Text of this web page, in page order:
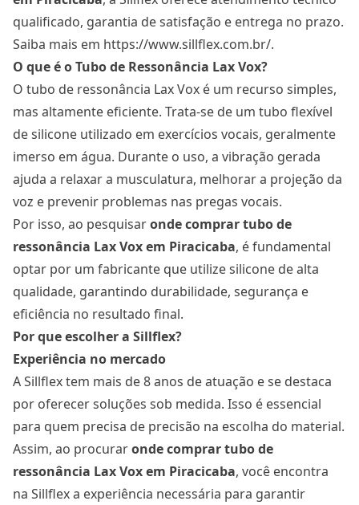
qualificado, garantia de satisfação e entrega no prazo.
Saiba mais em https://www.sillflex.com.br/.
O que é o Tubo de Ressonância Lax Vox?
O tubo de ressonância Lax Vox é um recurso simples,
mas altamente eficiente. Trata-se de um tubo flexível
de silicone utilizado em exercícios vocais, geralmente
imerso em água. Durante o uso, a vibração gerada
ajuda a relaxar a musculatura, melhorar a projeção da
voz e prevenir problemas nas pregas vocais.
Por isso, ao pesquisaronde comprar tubo de
ressonância Lax Voxem Piracicaba, é fundamental
optar por um fabricante que utilize silicone de alta
qualidade, garantindo durabilidade, segurança e
eficiência no resultado final.
Por que escolher a Sillflex?
Experiência no mercado
A Sillflex tem mais de 8 anos de atuação e se destaca
por oferecer soluções sob medida. Isso é essencial
para quem precisa de precisão na escolha do material.
Assim, ao procuraronde comprar tubo de
ressonância Lax Voxem Piracicaba, você encontra
na Sillflex a experiência necessária para garantir